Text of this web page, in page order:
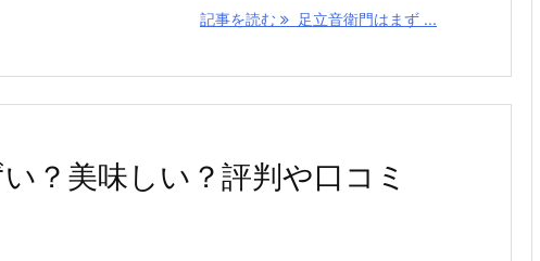
記事を読む
足立音衛門はまず ...
？美味しい？評判や口コミ